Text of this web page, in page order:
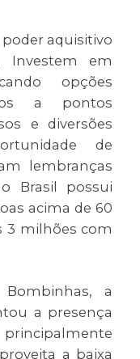
aquisitivo
Investem em
opções
a pontos
e diversões
de
lembranças
Brasil possui
acima de 60
3 milhões com
a
a presença
principalmente
a baixa